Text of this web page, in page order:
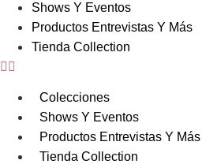
Shows Y Eventos
Productos Entrevistas Y Más
Tienda Collection
Colecciones
Shows Y Eventos
Productos Entrevistas Y Más
Tienda Collection